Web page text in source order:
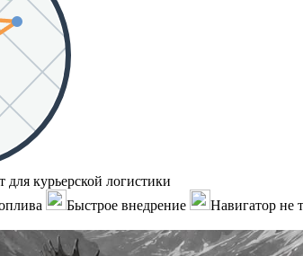
курьерской логистики
Быстрое внедрение Навигатор не